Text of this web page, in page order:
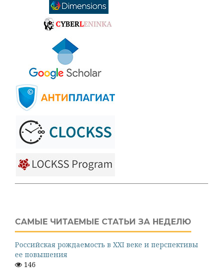
САМЫЕ ЧИТАЕМЫЕ СТАТЬИ ЗА НЕДЕЛЮ
Российская рождаемость в XXI веке и перспективы
ее повышения
146